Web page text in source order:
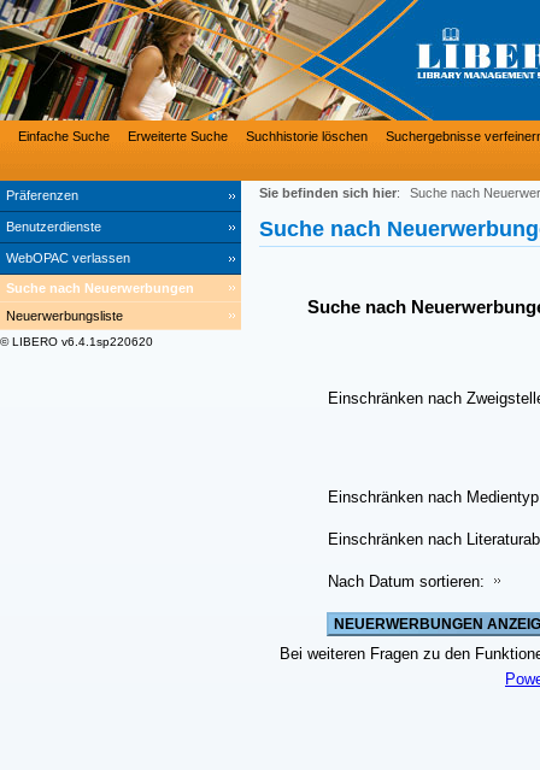
Präferenzen
Benutzerdienste
WebOPAC verlassen
Einfache Suche Erweiterte Suche Suchhistorie löschen Suchergebnisse
Suche nach Neuerwerbungen
Neuerwerbungsliste
© LIBERO v6.4.1sp220620
Sie befinden sich hier: Suche nach
Suche nach
Suche nach
Einschränken nach
Einschränken nach
Einschränken nach
Nach Datum sortieren:
Bei weiteren Fragen zu den